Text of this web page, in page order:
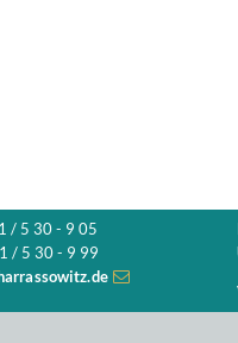
/ 5 30 - 9 05
/ 5 30 - 9 99